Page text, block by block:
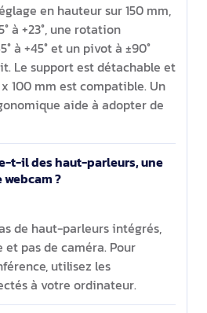
en hauteur sur 150 mm,
à +23°, une rotation
à +45° et un pivot à ±90°
Le support est détachable et
100 mm est compatible. Un
aide à adopter de
t-il des haut-parleurs, une
?
de haut-parleurs intégrés,
et pas de caméra. Pour
utilisez les
à votre ordinateur.